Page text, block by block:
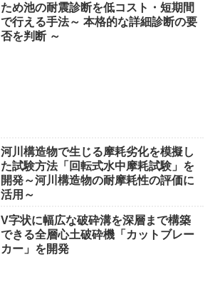
ため池の耐震診断を低コスト・短期間
で行える手法～ 本格的な詳細診断の要
否を判断 ～
河川構造物で生じる摩耗劣化を模擬し
た試験方法「回転式水中摩耗試験」を
開発～河川構造物の耐摩耗性の評価に
活用～
V字状に幅広な破砕溝を深層まで構築
できる全層心土破砕機「カットブレー
カー」を開発